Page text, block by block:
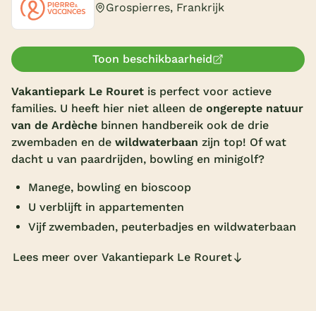
Onze vakantiegidsen
Subtropisch zwembad
Overdekt zwembad
Wildwaterbaan
Indoor speeltuin
Alle populaire faciliteiten
Keuzehulp
Grospierres, Frankrijk
Toon beschikbaarheid
Vakantiepark Le Rouret is perfect voor actieve
families. U heeft hier niet alleen de ongerepte natuur
van de Ardèche binnen handbereik ook de drie
zwembaden en de wildwaterbaan zijn top! Of wat
dacht u van paardrijden, bowling en minigolf?
Manege, bowling en bioscoop
U verblijft in appartementen
Vijf zwembaden, peuterbadjes en wildwaterbaan
Lees meer over Vakantiepark Le Rouret